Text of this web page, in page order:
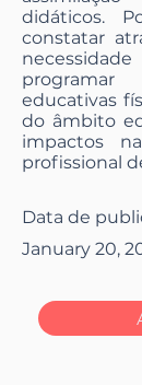
didáticos.
constatar
educativas
do âmbito
impactos
profissional
Data de
January 20,